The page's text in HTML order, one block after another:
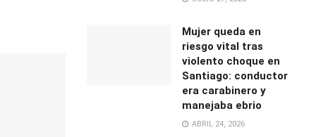
Mujer queda en
riesgo vital tras
violento choque en
Santiago: conductor
era carabinero y
manejaba ebrio
ABRIL 24, 2026